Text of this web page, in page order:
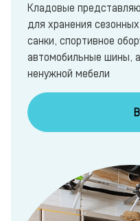
Кладовые
для хранения
санки, спортивное
автомобильные шины,
ненужной мебели